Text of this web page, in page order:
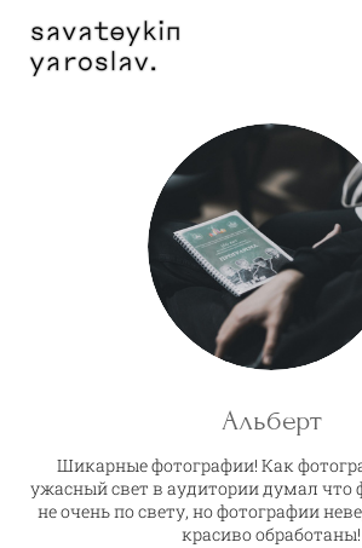
Альберт
Шикарные фотографии! Как
ужасный свет в аудитории думал что
не очень по свету, но фотографии
красиво обработаны!